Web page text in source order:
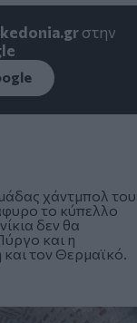
στην
χάντμπολ του
το κύπελλο
δεν θα
και η
τον Θερμαϊκό.